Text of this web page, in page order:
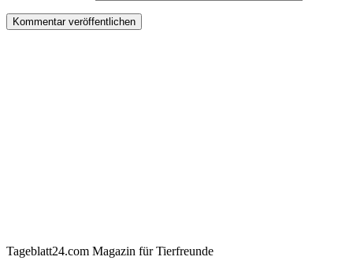
Tageblatt24.com Magazin für Tierfreunde